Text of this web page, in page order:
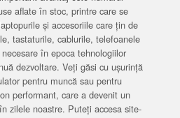
aflate în stoc, printre care se
și accesoriile care țin de
tastaturile, cablurile, telefoanele
în epoca tehnologiilor
dezvoltare. Veți găsi cu ușurință
pentru muncă sau pentru
performant, care a devenit un
zilele noastre. Puteți accesa site-